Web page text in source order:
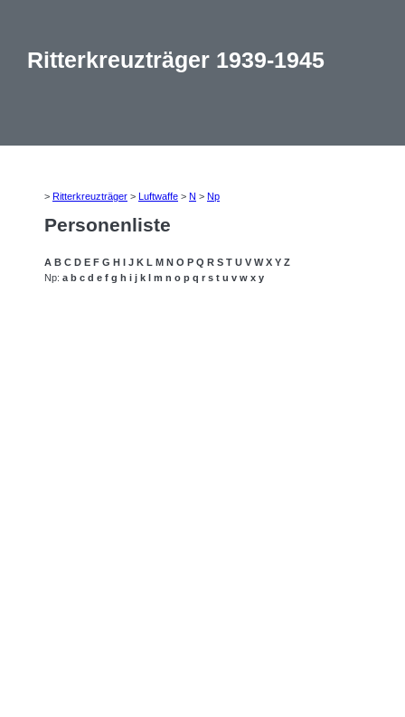
Ritterkreuzträger 1939-1945
> Ritterkreuzträger > Luftwaffe > N > Np
Personenliste
A B C D E F G H I J K L M N O P Q R S T U V W X Y Z
Np: a b c d e f g h i j k l m n o p q r s t u v w x y